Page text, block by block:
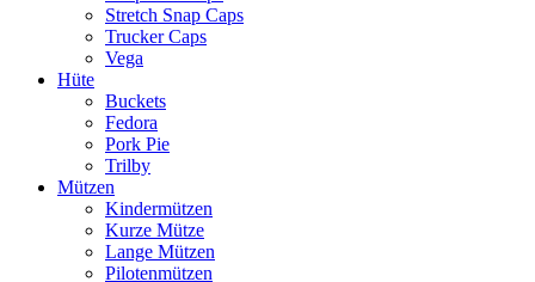
Stretch Snap Caps
Trucker Caps
Vega
Hüte
Buckets
Fedora
Pork Pie
Trilby
Mützen
Kindermützen
Kurze Mütze
Lange Mützen
Pilotenmützen